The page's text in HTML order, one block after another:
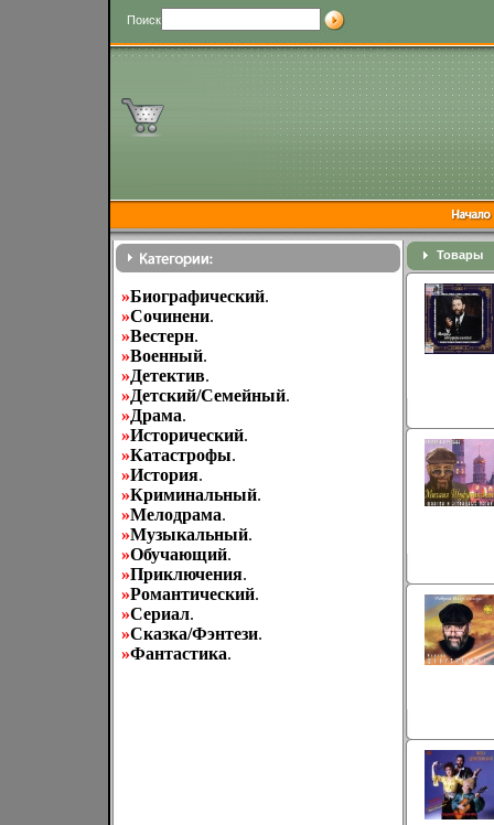
Поиск
»Биографический.
»Cочинени.
»Вестерн.
»Военный.
»Детектив.
»Детский/Семейный.
»Драма.
»Исторический.
»Катастрофы.
»История.
»Криминальный.
»Мелодрама.
»Музыкальный.
»Обучающий.
»Приключения.
»Романтический.
»Сериал.
»Сказка/Фэнтези.
»Фантастика.
Товары